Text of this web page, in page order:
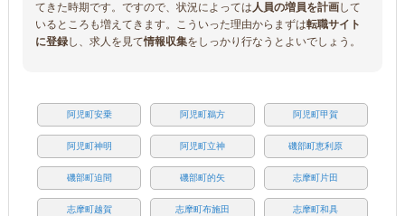
てきた時期です。ですので、状況によっては人員の増員を計画して
いるところも増えてきます。こういった理由からまずは転職サイト
に登録し、求人を見て情報収集をしっかり行なうとよいでしょう。
阿児町安乗 阿児町鵜方 阿児町甲賀
阿児町神明 阿児町立神 磯部町恵利原
磯部町迫間 磯部町的矢 志摩町片田
志摩町越賀 志摩町布施田 志摩町和具